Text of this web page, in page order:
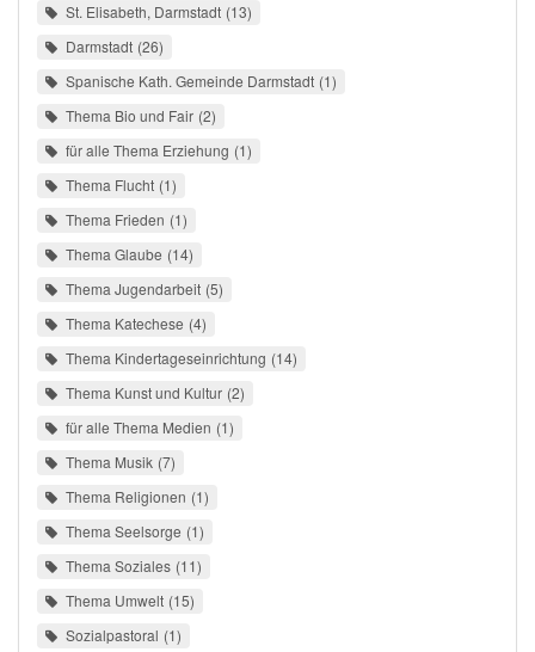
St. Elisabeth, Darmstadt 13
Darmstadt 26
Spanische Kath. Gemeinde Darmstadt 1
Thema Bio und Fair 2
für alle Thema Erziehung 1
Thema Flucht 1
Thema Frieden 1
Thema Glaube 14
Thema Jugendarbeit 5
Thema Katechese 4
Thema Kindertageseinrichtung 14
Thema Kunst und Kultur 2
für alle Thema Medien 1
Thema Musik 7
Thema Religionen 1
Thema Seelsorge 1
Thema Soziales 11
Thema Umwelt 15
Sozialpastoral 1